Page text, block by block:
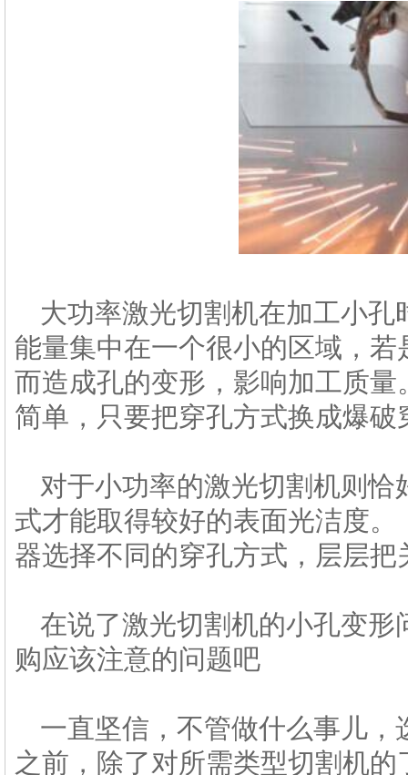
大功率激光切割机在加工小
能量集中在一个很小的区域，
而造成孔的变形，影响加工质
简单，只要把穿孔方式换成爆破
对于小功率的激光切割机则
式才能取得较好的表面光洁度
器选择不同的穿孔方式，层层
在说了激光切割机的小孔变
购应该注意的问题吧
一直坚信，不管做什么事儿
之前，除了对所需类型切割机